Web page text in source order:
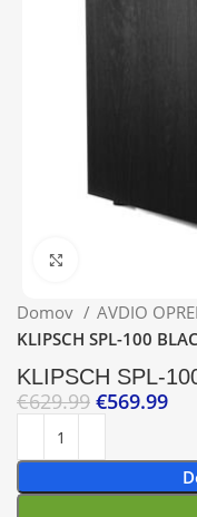
Domov AVDIO
KLIPSCH SPL-100
KLIPSCH SPL-
€629.99 €569.99